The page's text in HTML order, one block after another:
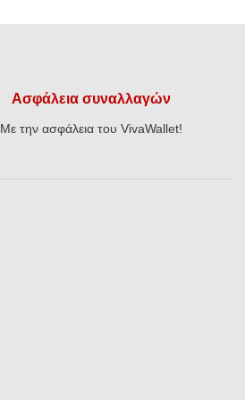
Ασφάλεια συναλλαγών
Με την ασφάλεια του VivaWallet!